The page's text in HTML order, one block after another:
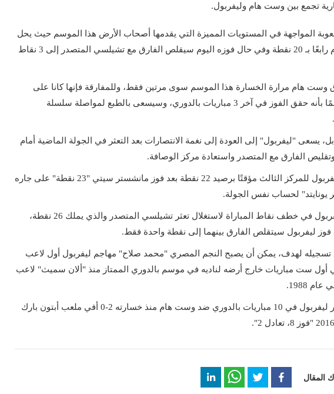
تجمع بين وست هام وليفربول.
المواجهة في المستويات المميزة التي يقدمها أصحاب الأرض هذا الموسم حيث يحل
وست هام رابعًا بـ 20 نقطة وفي حال فوزه اليوم سيقلص الفارق مع تشيلسي المتصدر إلى 3 نقاط
وست هام مرارة الخسارة هذا الموسم سوى مرتين فقط، وللمفارقة فإنها كانا على
ملعبه، علمًا بأنه حقق الفوز في آخر 3 مباريات بالدوري، وسيسعى بالطبع لمواصلة سلسلة
يسعى "ليفربول" إلى العودة إلى نغمة الانتصارات بعد التعثر في الجولة الماضية أمام
وتقليص الفارق مع المتصدر واستعادة مركز الوصافة.
وتراجع ليفربول للمركز الثالث مؤقتًا برصيد 22 نقطة بعد فوز مانشستر سيتي "23 نقطة" على جاره
يونايتد" لحساب نفس الجولة.
ويأمل ليفربول في خطف نقاط المباراة لاستغلال تعثر تشيلسي المتصدر والذي يملك 26 نقطة،
ليفربول سيتقلص الفارق بينهما إلى نقطة واحدة فقط.
لهدف، يمكن أن يصبح النجم المصري "محمد صلاح" مهاجم ليفربول أول لاعب
ست مباريات خارج أرضه لناديه في موسم بالدوري الممتاز منذ "ألان سميث" لاعب
1988.
ولم يخسر ليفربول في 10 مباريات بالدوري ضد وست هام منذ خسارته 2-0 أفي ملعب أبتون بارك
المقال
مشاركة تاريخية و"أندية اندماج".. كل ما
اليوم
البورصة كلمة السر.. لماذا أعلن
طرابزون سبور رسميًا عن مفاوضات
صلاح؟